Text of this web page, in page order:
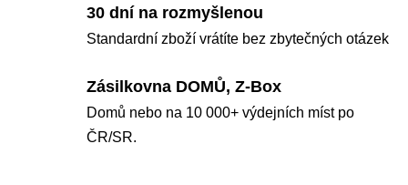
30 dní na rozmyšlenou
Standardní zboží vrátíte bez zbytečných otázek
Zásilkovna DOMŮ, Z-Box
Domů nebo na 10 000+ výdejních míst po
ČR/SR.